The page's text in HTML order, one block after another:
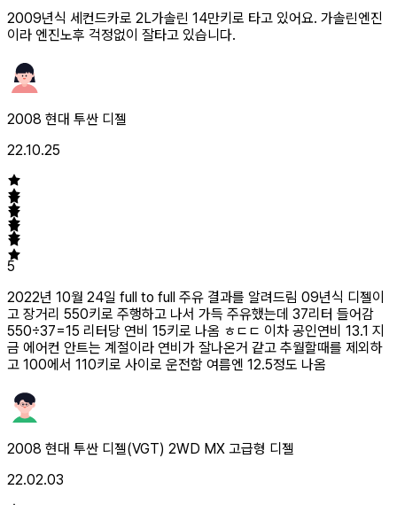
2009년식 세컨드카로 2L가솔린 14만키로 타고 있어요. 가솔린엔진
이라 엔진노후 걱정없이 잘타고 있습니다.
2008 현대 투싼 디젤
22.10.25
5
2022년 10월 24일 full to full 주유 결과를 알려드림 09년식 디젤이
고 장거리 550키로 주행하고 나서 가득 주유했는데 37리터 들어감
550÷37=15 리터당 연비 15키로 나옴 ㅎㄷㄷ 이차 공인연비 13.1 지
금 에어컨 안트는 계절이라 연비가 잘나온거 같고 추월할때를 제외하
고 100에서 110키로 사이로 운전함 여름엔 12.5정도 나옴
2008 현대 투싼 디젤(VGT) 2WD MX 고급형 디젤
22.02.03